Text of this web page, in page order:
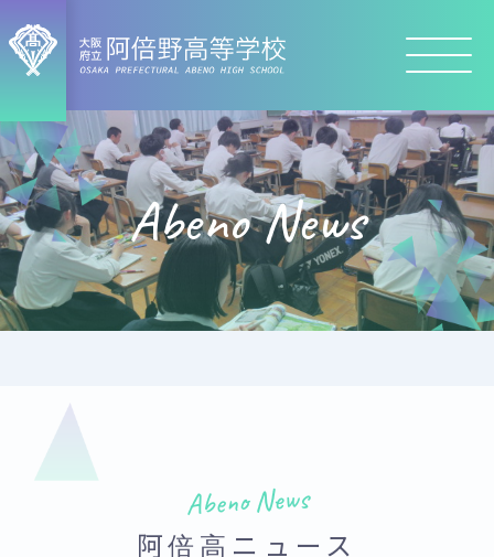
Abeno News
Abeno News
阿倍高ニュース